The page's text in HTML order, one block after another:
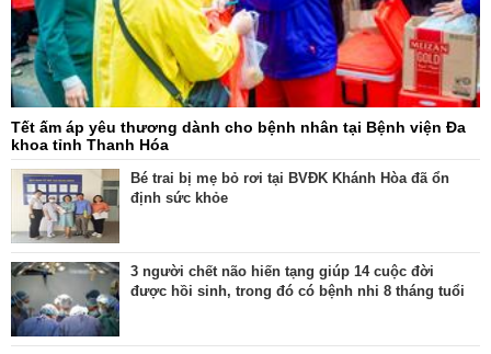
Tết ấm áp yêu thương dành cho bệnh nhân tại Bệnh viện Đa
khoa tỉnh Thanh Hóa
Bé trai bị mẹ bỏ rơi tại BVĐK Khánh Hòa đã ổn
định sức khỏe
3 người chết não hiến tạng giúp 14 cuộc đời
được hồi sinh, trong đó có bệnh nhi 8 tháng tuổi